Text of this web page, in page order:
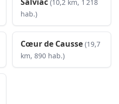
(10,2 km, 1 218
hab.)
Cœur de Causse (19,7
km, 890 hab.)